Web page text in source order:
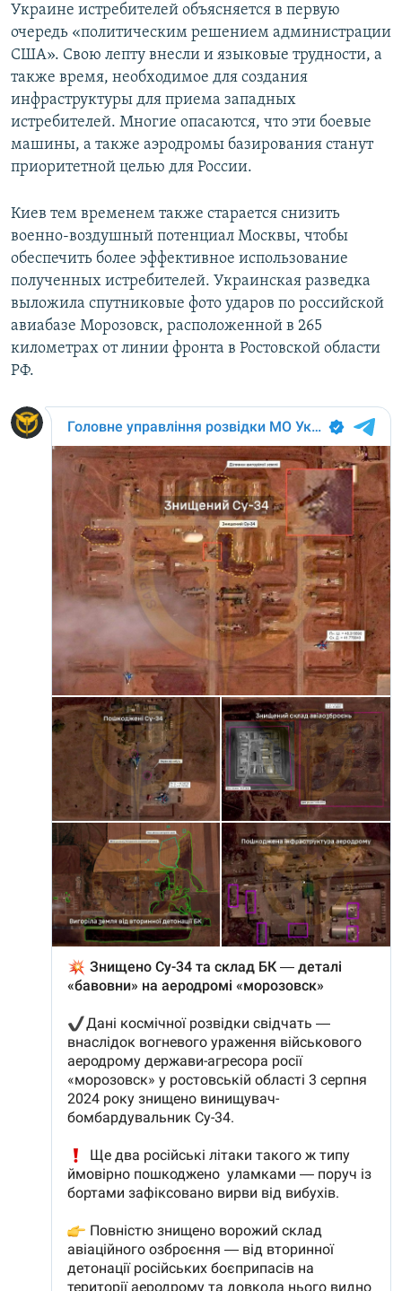
Украине истребителей объясняется в первую
очередь «политическим решением администрации
США». Свою лепту внесли и языковые трудности, а
также время, необходимое для создания
инфраструктуры для приема западных
истребителей. Многие опасаются, что эти боевые
машины, а также аэродромы базирования станут
приоритетной целью для России.
Киев тем временем также старается снизить
военно-воздушный потенциал Москвы, чтобы
обеспечить более эффективное использование
полученных истребителей. Украинская разведка
выложила спутниковые фото ударов по российской
авиабазе Морозовск, расположенной в 265
километрах от линии фронта в Ростовской области
РФ.